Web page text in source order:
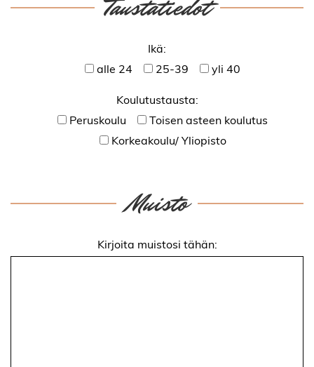
Taustatiedot
Ikä:
alle 24
25-39 yli 40
Koulutustausta:
Peruskoulu
Toisen asteen koulutus
Korkeakoulu/ Yliopisto
Muisto
Kirjoita muistosi tähän: